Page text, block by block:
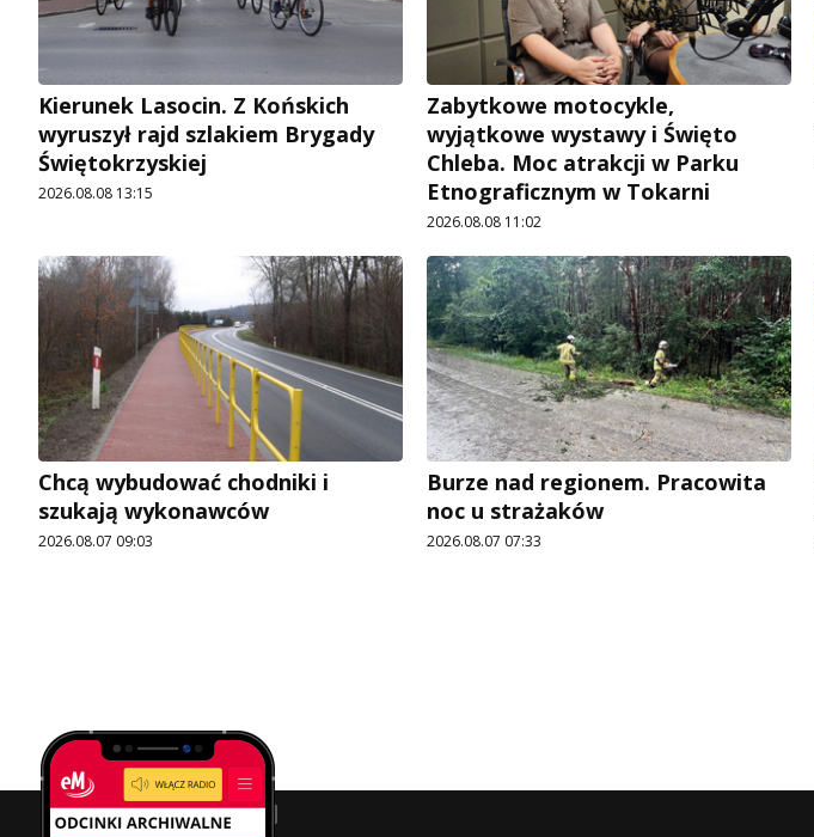
Kierunek Lasocin. Z Końskich
wyruszył rajd szlakiem Brygady
Świętokrzyskiej
2026.08.08 13:15
Zabytkowe motocykle,
wyjątkowe wystawy i Święto
Chleba. Moc atrakcji w Parku
Etnograficznym w Tokarni
2026.08.08 11:02
Chcą wybudować chodniki i
szukają wykonawców
2026.08.07 09:03
Burze nad regionem. Pracowita
noc u strażaków
2026.08.07 07:33